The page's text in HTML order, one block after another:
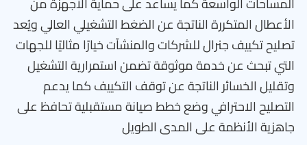
الأعطال المتكررة الناتجة عن الضغط التشغيلي العالي ويُعد
تصليح تكييف جنرال للشركات والمنشآت خيارًا مثاليًا للجهات
التي تبحث عن خدمة موثوقة تضمن استمرارية التشغيل
وتقليل الخسائر الناتجة عن توقف التكييف كما يدعم
التصليح الاحترافي وضع خطط صيانة مستقبلية تحافظ على
جاهزية الأنظمة على المدى الطويل